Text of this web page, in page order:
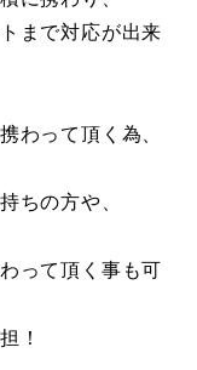
まで対応が出来
わって頂く為、
ちの方や、
って頂く事も可
！